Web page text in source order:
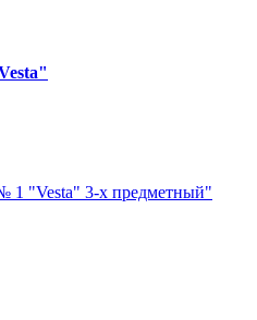
1 "Vesta" 3-х предметный"